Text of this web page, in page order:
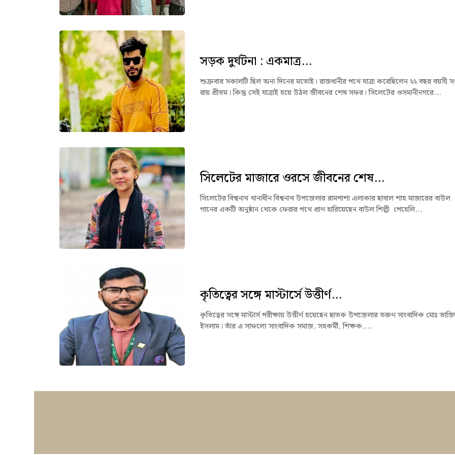
সড়ক দুর্ঘটনা : একমাত্র...
শুক্রবার সকালটি ছিল অন্য দিনের মতোই। রাজধানীর পথে যাত্রা করেছিলেন ২২ বছর বয়সী
রায় প্রীতম। কিন্তু সেই যাত্রাই হয়ে উঠল জীবনের শেষ সফর। সিলেটের ওসমানীনগরে...
সিলেটের মাজারে ওরসে জীবনের শেষ...
সিলেটের বিশ্বনাথ থানাধীন বিশ্বনাথ উপজেলার রামপাশা এলাকার ছাবাল শাহ মাজারের বাউল
গানের একটি অনুষ্ঠান থেকে ফেরার পথে প্রাণ হারিয়েছেন বাউল শিল্পী পেহেলি...
কৃতিত্বের সঙ্গে মাস্টার্সে উত্তীর্ণ...
কৃতিত্বের সঙ্গে মাস্টার্স পরীক্ষায় উত্তীর্ণ হয়েছেন ছাতক উপজেলার তরুণ সাংবাদিক মোঃ
ইসলাম। তাঁর এ সাফল্যে সাংবাদিক সমাজ, সহকর্মী, শিক্ষক,...